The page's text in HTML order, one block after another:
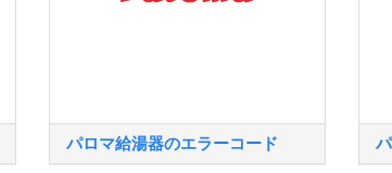
パロマ給湯器のエラーコード